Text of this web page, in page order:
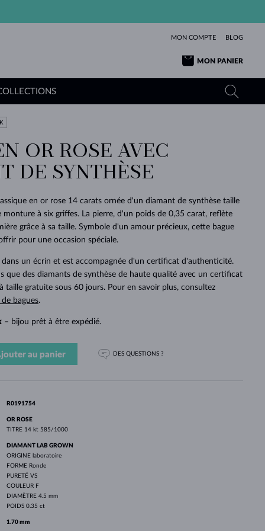
MON COMPTE BLOG
MON PANIER
DE SES
RÊVES
DÉCOUVRIR
L'AMOUR
DÉCOUVRIR
OR JAUNE
OR ROSE
BEAUTÉ
PURE
DÉCOUVRIR
TANZANITES
TOPAZES
MOLDAVITES
OR BLANC
PLUS
BELLES
DÉCOUVRIR
TOURMALINES
MOLDAVITES
PENDENTIFS EN PERLES
OR ROSE
PENDENTIFS
DÉCOUVRIR
INTEMPORELS
DÉCOUVRIR
DES
PERLES
SAPHIRS
ÉMERAUDES
MINÉRAUX
OR BLANC
AUTHENTIQUES
DÉCOUVRIR
BEAUTÉ
DÉCOUVRIR
EXCEPTIONNELLES
DÉCOUVRIR
OR ROSE AVEC
DE SYNTHÈSE
en or rose 14 carats ornée d'un diamant de synthèse taille
monture à six griffes. La pierre, d'un poids de 0,35 carat, reflète
grâce à sa taille. Symbole d'un amour précieux, cette bague
pour une occasion spéciale.
dans un écrin et est accompagnée d'un certificat d'authenticité.
que des diamants de synthèse de haute qualité avec un certificat
taille gratuite sous 60 jours. Pour en savoir plus, consultez
bagues.
– bijou prêt à être expédié.
au panier DES QUESTIONS ?
R0191754
OR ROSE
TITRE 14 kt 585/1000
DIAMANT LAB GROWN
ORIGINE laboratoire
FORME Ronde
PURETÉ VS
COULEUR F
DIAMÈTRE 4.5 mm
POIDS 0.35 ct
1.70 mm